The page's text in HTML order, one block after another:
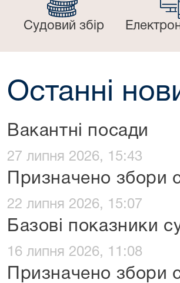
Судовий збір
Останні
Вакантні посади
27 липня 2026, 15:43
Призначено збори
22 липня 2026, 15:07
Базові показники
16 липня 2026, 11:08
Призначено збори